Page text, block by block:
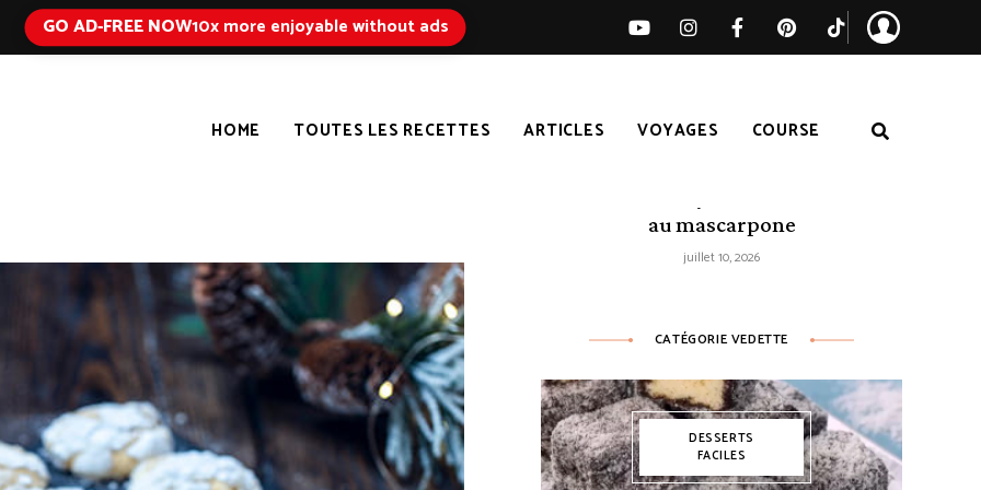
GO AD-FREE NOW10x more enjoyable without ads
HOME TOUTES LES RECETTES ARTICLES VOYAGES COURSE
au mascarpone
juillet 10, 2026
CATÉGORIE VEDETTE
DESSERTS
FACILES